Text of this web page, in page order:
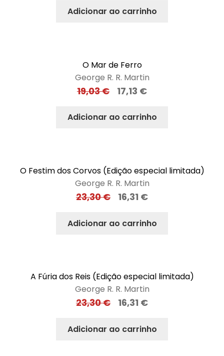
Adicionar ao carrinho
O Mar de Ferro
George R. R. Martin
19,03€ 17,13 €
Adicionar ao carrinho
O Festim dos Corvos (Edição especial limitada)
George R. R. Martin
23,30€ 16,31 €
Adicionar ao carrinho
A Fúria dos Reis (Edição especial limitada)
George R. R. Martin
23,30€ 16,31 €
Adicionar ao carrinho